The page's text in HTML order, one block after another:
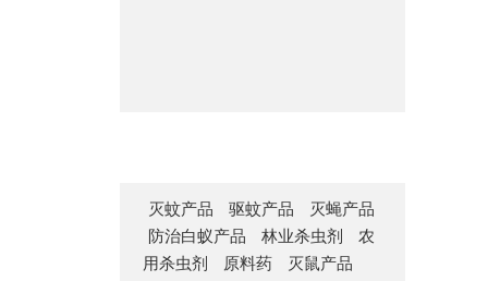
灭蚊产品 驱蚊产品
灭蝇产品
防治白蚁产品
林业杀虫剂
农
用杀虫剂
原料药
灭鼠产品